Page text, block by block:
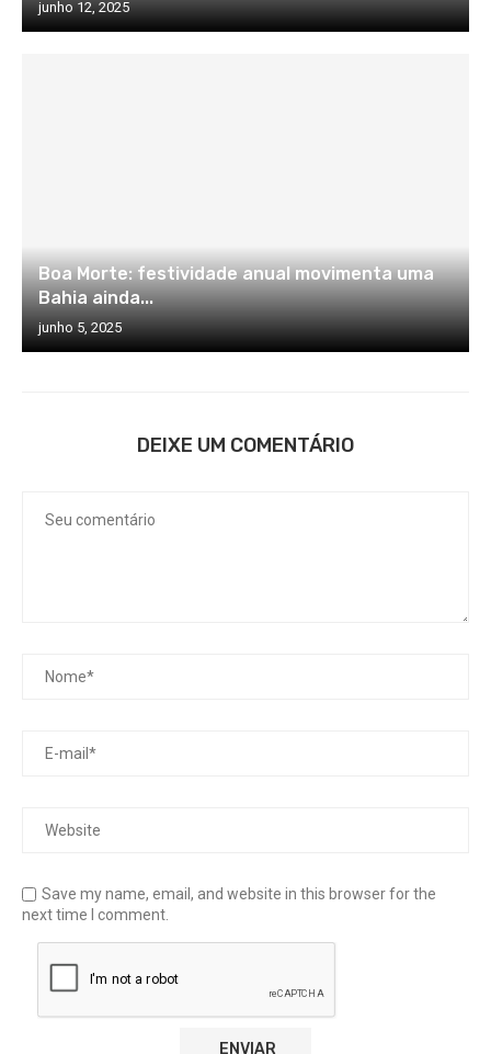
junho 12, 2025
Boa Morte: festividade anual movimenta uma
Bahia ainda...
junho 5, 2025
DEIXE UM COMENTÁRIO
Save my name, email, and website in this browser for the
next time I comment.